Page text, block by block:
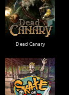
Dead Canary